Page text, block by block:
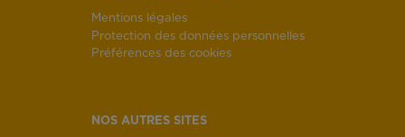
Mentions légales
Protection des données personnelles
Préférences des cookies
NOS AUTRES SITES